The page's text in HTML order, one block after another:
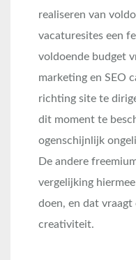
realiseren van
vacaturesites een
voldoende budget
marketing en SEO
richting site te
dit moment te
ogenschijnlijk
De andere
vergelijking
doen, en dat
creativiteit.